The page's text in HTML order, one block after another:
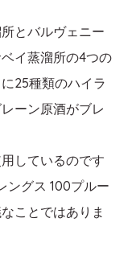
とバルヴェニー
イ蒸溜所の4つの
25種類のハイラ
ーン原酒がブレ
しているのです
ングス 100プルー
ことではありま